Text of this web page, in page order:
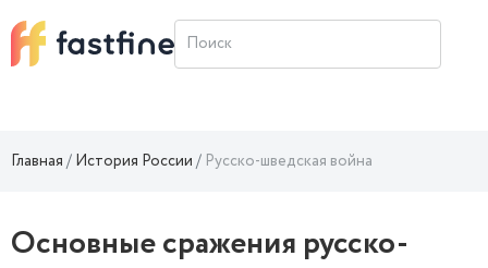
Главная История России Русско-шведская война
Основные сражения русско-